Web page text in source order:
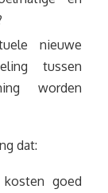
nieuwe
tussen
worden
dat:
goed